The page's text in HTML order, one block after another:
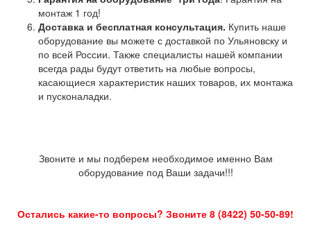
монтаж 1 год!
Доставка и бесплатная консультация. Купить наше
оборудование вы можете с доставкой по Ульяновску и
по всей России. Также специалисты нашей компании
всегда рады будут ответить на любые вопросы,
касающиеся характеристик наших товаров, их монтажа
и пусконаладки.
Звоните и мы подберем необходимое именно Вам
оборудование под Ваши задачи!!!
Остались какие-то вопросы? Звоните 8 (8422) 50-50-89!